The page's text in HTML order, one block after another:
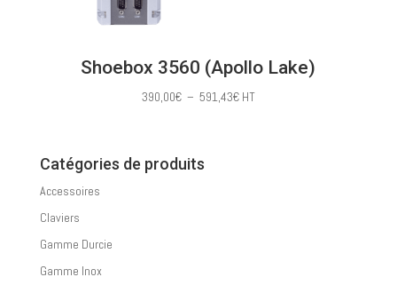
Shoebox 3560 (Apollo Lake)
390,00€ – 591,43€Plage
HT
Catégories de produits
Accessoires
Claviers
Gamme Durcie
Gamme Inox